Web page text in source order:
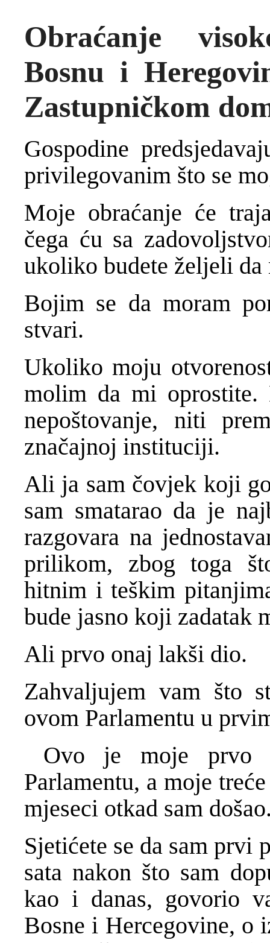
Obraćanje
Bosnu i
Zastupničkom
Gospodine
privilegovanim što se
Moje obraćanje će
čega ću sa
ukoliko budete željeli
Bojim se da moram
stvari.
Ukoliko moju
molim da mi oprostite.
nepoštovanje, niti
značajnoj instituciji.
Ali ja sam čovjek koji
sam smatarao da je
razgovara na
prilikom, zbog toga
hitnim i teškim
bude jasno koji zadatak
Ali prvo onaj lakši dio.
Zahvaljujem vam što
ovom Parlamentu u
Ovo je moje prvo
Parlamentu, a moje
mjeseci otkad sam
Sjetićete se da sam prvi
sata nakon što sam
kao i danas, govorio
Bosne i Hercegovine, o